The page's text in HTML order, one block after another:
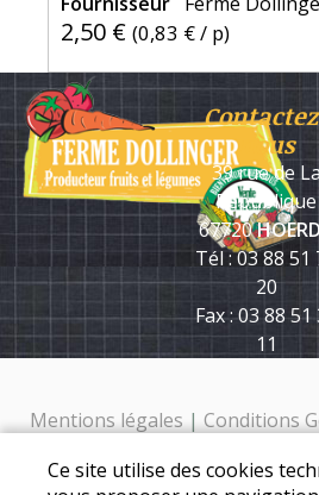
2,50 € (0,83 €/ p)
nous
39 rue de
République
67720
Tél : 03 88 51
20
Fax : 03 88 51
11
Mentions légales | Conditions
Ferme Dollinger - 39 rue de la
Ce site utilise des cookies